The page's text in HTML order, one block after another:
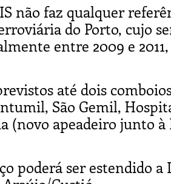
não faz qualquer
do Porto, cujo
entre 2009 e
até dois
São Gemil,
(novo apeadeiro junto à
poderá ser estendido